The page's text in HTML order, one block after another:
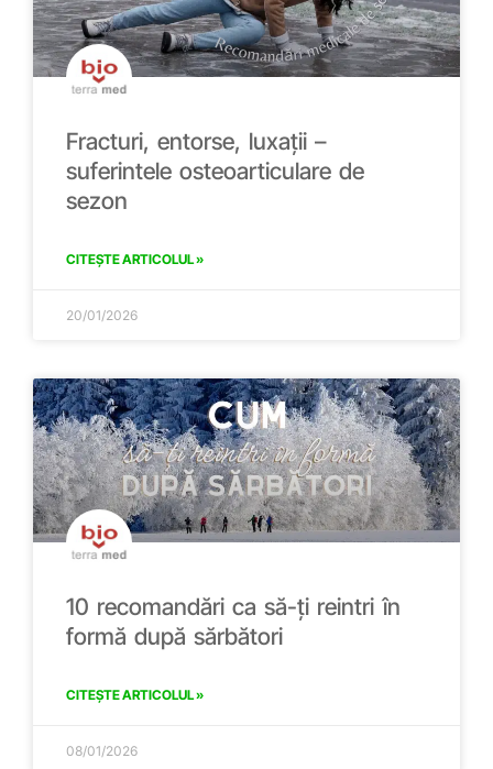
Fracturi, entorse, luxații –
suferintele osteoarticulare de
sezon
CITEȘTE ARTICOLUL »
20/01/2026
10 recomandări ca să-ți reintri în
formă după sărbători
CITEȘTE ARTICOLUL »
08/01/2026